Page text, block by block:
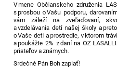
V mene Občianskeho združenia
s prosbou o Vašu podporu,
vám záleží na
zveľaďovaní,
a vzdelávania detí našej školy a
o Vaše deti a prostredie, v ktorom
a poukážte 2% z daní na OZ
priateľov a známych.
Srdečné Pán Boh zaplať!